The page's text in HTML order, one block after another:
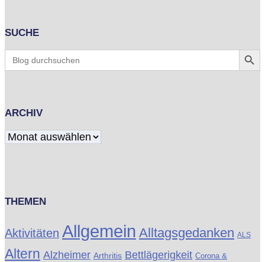
SUCHE
Search
for:
Search
ARCHIV
Archiv
THEMEN
Aktivitäten Allgemein Alltagsgedanken ALS
Altern Alzheimer Arthritis Bettlägerigkeit Corona &